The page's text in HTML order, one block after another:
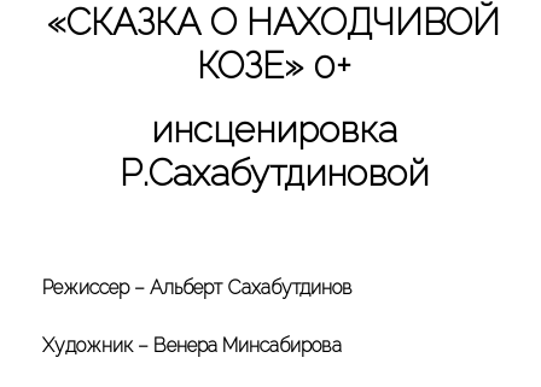
«СКАЗКА О НАХОДЧИВОЙ
КОЗЕ» 0+
инсценировка
Р.Сахабутдиновой
Режиссер – Альберт Сахабутдинов
Художник – Венера Минсабирова